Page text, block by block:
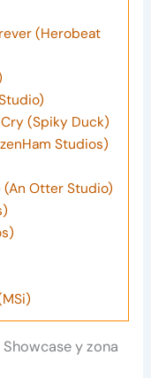
(Herobeat
(Spiky Duck)
Studios)
(An Otter Studio)
y zona